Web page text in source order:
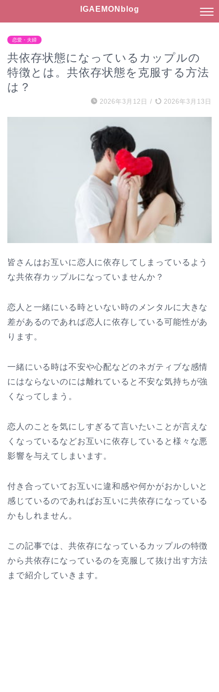
IGAEMONblog
恋愛・夫婦
共依存状態になっているカップルの
特徴とは。共依存状態を克服する方法
は？
2026年3月12日 / 2026年3月13日
皆さんはお互いに恋人に依存してしまっているよう
な共依存カップルになっていませんか？
恋人と一緒にいる時といない時のメンタルに大きな
差があるのであれば恋人に依存している可能性があ
ります。
一緒にいる時は不安や心配などのネガティブな感情
にはならないのには離れていると不安な気持ちが強
くなってしまう。
恋人のことを気にしすぎるて言いたいことが言えな
くなっているなどお互いに依存していると様々な悪
影響を与えてしまいます。
付き合っていてお互いに違和感や何かがおかしいと
感じているのであればお互いに共依存になっている
かもしれません。
この記事では、共依存になっているカップルの特徴
から共依存になっているのを克服して抜け出す方法
まで紹介していきます。